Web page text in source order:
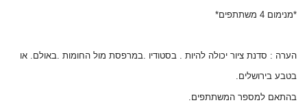
*מנימום 4 משתתפים*
הערה : סדנת ציור יכולה להיות . בסטודיו .במרפסת מול החומות .באולם. או
בטבע בירושלים.
בהתאם למספר המשתתפים.